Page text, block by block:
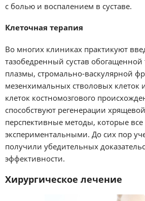
с болью и воспалением в суставе.
Клеточная терапия
Во многих клиниках практикуют
тазобедренный сустав
плазмы, стромально-васкулярной
мезенхимальных стволовых клеток
клеток костномозгового
способствуют регенерации
перспективные методы, которые все
экспериментальными. До сих пор
получили убедительных
эффективности.
Хирургическое лечение